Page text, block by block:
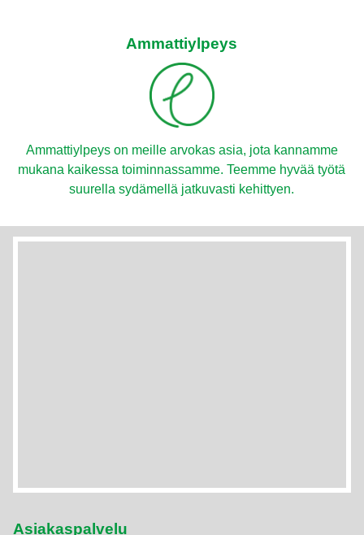
Ammattiylpeys
Ammattiylpeys on meille arvokas asia, jota kannamme
mukana kaikessa toiminnassamme. Teemme hyvää työtä
suurella sydämellä jatkuvasti kehittyen.
Asiakaspalvelu